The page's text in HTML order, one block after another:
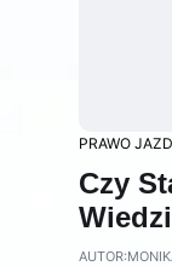
PRAWO
Czy
AUTOR: